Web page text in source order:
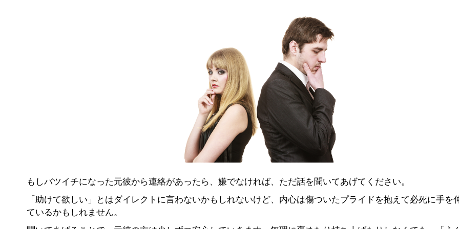
もしバツイチになった元彼から連絡があったら、嫌でなければ、ただ話を聞いてあげてください。
「助けて欲しい」とはダイレクトに言わないかもしれないけど、内心は傷ついたプライドを抱えて必死に手を
ているかもしれません。